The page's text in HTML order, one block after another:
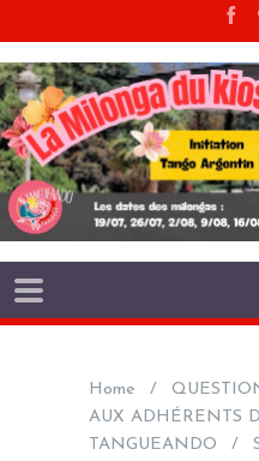
Home
AUX ADHÉRENTS
TANGUEANDO